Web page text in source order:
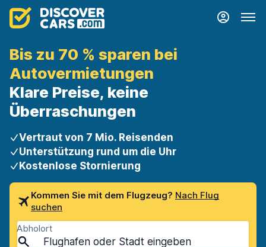
Bis zu 70 % sparen bei
Autovermietungen
Klare Preise, keine
Überraschungen
Vertraut von 7 Mio. Reisenden
Unterstützung rund um die Uhr
Kostenlose Stornierung
Kommen Sie mit dem Flugzeug? Nach Flug
suchen
Abholort